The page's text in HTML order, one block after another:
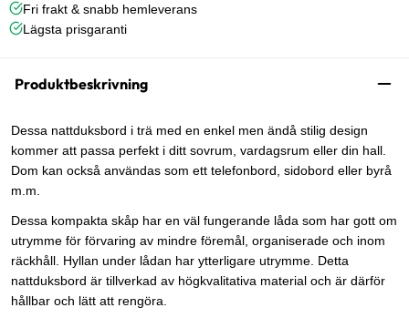
Fri frakt & snabb hemleverans
Lägsta prisgaranti
Produktbeskrivning
Dessa nattduksbord i trä med en enkel men ändå stilig design
kommer att passa perfekt i ditt sovrum, vardagsrum eller din hall.
Dom kan också användas som ett telefonbord, sidobord eller byrå
m.m.
Dessa kompakta skåp har en väl fungerande låda som har gott om
utrymme för förvaring av mindre föremål, organiserade och inom
räckhåll. Hyllan under lådan har ytterligare utrymme. Detta
nattduksbord är tillverkad av högkvalitativa material och är därför
hållbar och lätt att rengöra.